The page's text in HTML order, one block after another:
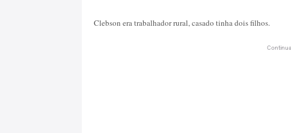
Clebson era trabalhador rural, casado tinha dois filhos.